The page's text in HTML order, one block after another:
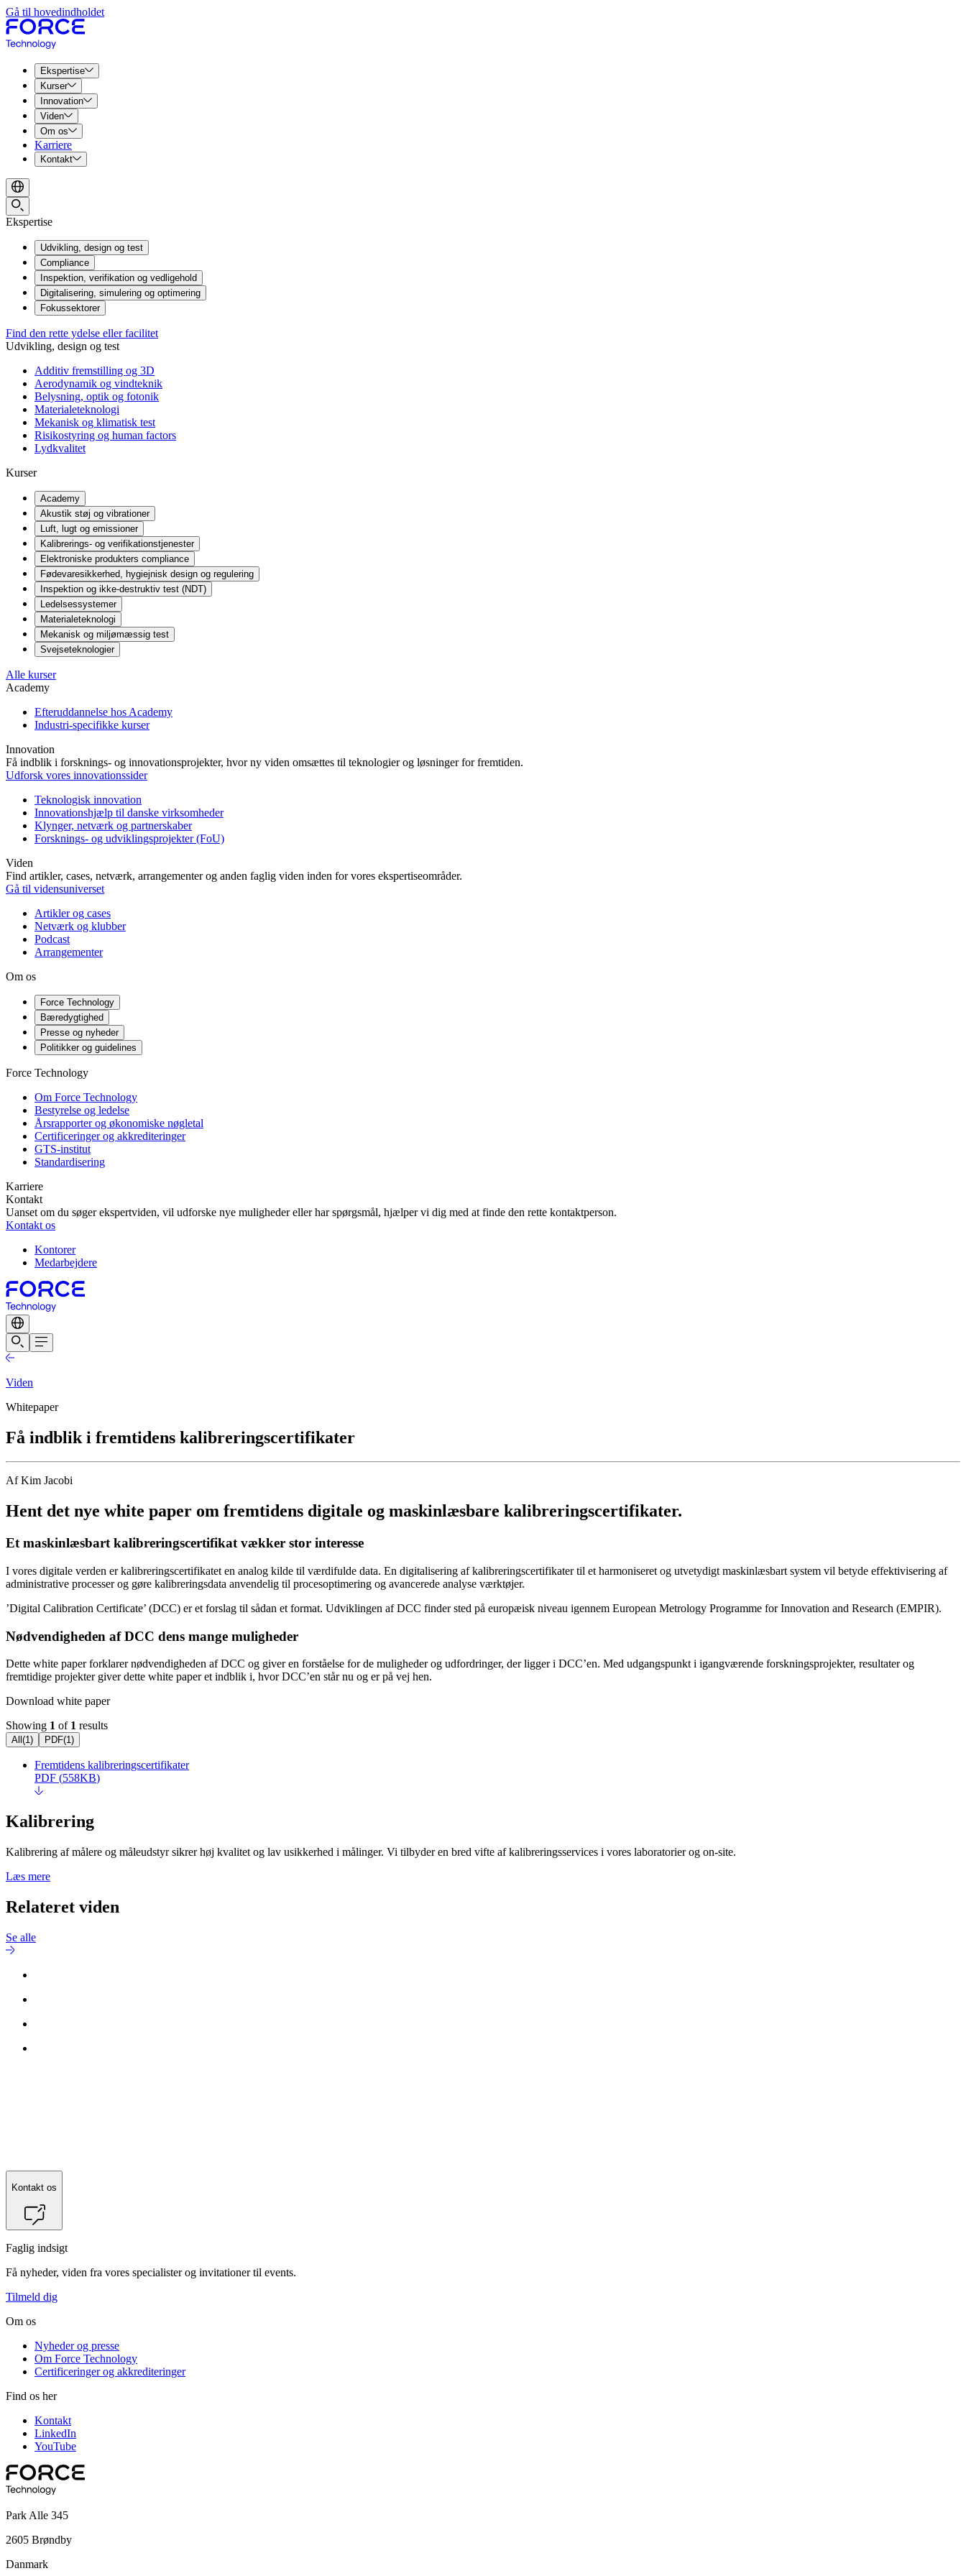
Gå til hovedindholdet
Ekspertise
Kurser
Innovation
Viden
Om os
Karriere
Kontakt
Ekspertise
Udvikling, design og test
Compliance
Inspektion, verifikation og vedligehold
Digitalisering, simulering og optimering
Fokussektorer
Find den rette ydelse eller facilitet
Udvikling, design og test
Additiv fremstilling og 3D
Aerodynamik og vindteknik
Belysning, optik og fotonik
Materialeteknologi
Mekanisk og klimatisk test
Risikostyring og human factors
Lydkvalitet
Kurser
Academy
Akustik støj og vibrationer
Luft, lugt og emissioner
Kalibrerings- og verifikationstjenester
Elektroniske produkters compliance
Fødevaresikkerhed, hygiejnisk design og regulering
Inspektion og ikke-destruktiv test (NDT)
Ledelsessystemer
Materialeteknologi
Mekanisk og miljømæssig test
Svejseteknologier
Alle kurser
Academy
Efteruddannelse hos Academy
Industri-specifikke kurser
Innovation
Få indblik i forsknings- og innovationsprojekter, hvor ny viden omsættes til teknologier og løsninger for fremtiden.
Udforsk vores innovationssider
Teknologisk innovation
Innovationshjælp til danske virksomheder
Klynger, netværk og partnerskaber
Forsknings- og udviklingsprojekter (FoU)
Viden
Find artikler, cases, netværk, arrangementer og anden faglig viden inden for vores ekspertiseområder.
Gå til vidensuniverset
Artikler og cases
Netværk og klubber
Podcast
Arrangementer
Om os
Force Technology
Bæredygtighed
Presse og nyheder
Politikker og guidelines
Force Technology
Om Force Technology
Bestyrelse og ledelse
Årsrapporter og økonomiske nøgletal
Certificeringer og akkrediteringer
GTS-institut
Standardisering
Karriere
Kontakt
Uanset om du søger ekspertviden, vil udforske nye muligheder eller har spørgsmål, hjælper vi dig med at finde den rette kontaktperson.
Kontakt os
Kontorer
Medarbejdere
Viden
Whitepaper
Få indblik i fremtidens kalibreringscertifikater
Af Kim Jacobi
Hent det nye white paper om fremtidens digitale og maskinlæsbare kalibreringscertifikater.
Et maskinlæsbart kalibreringscertifikat vækker stor interesse
I vores digitale verden er kalibreringscertifikatet en analog kilde til værdifulde data. En digitalisering af kalibreringscertifikater til et harmoniseret og utvetydigt maskinlæsbart system vil betyde effektivisering af
administrative processer og gøre kalibreringsdata anvendelig til procesoptimering og avancerede analyse værktøjer.
’Digital Calibration Certificate’ (DCC) er et forslag til sådan et format. Udviklingen af DCC finder sted på europæisk niveau igennem European Metrology Programme for Innovation and Research (EMPIR).
Nødvendigheden af DCC dens mange muligheder
Dette white paper forklarer nødvendigheden af DCC og giver en forståelse for de muligheder og udfordringer, der ligger i DCC’en. Med udgangspunkt i igangværende forskningsprojekter, resultater og
fremtidige projekter giver dette white paper et indblik i, hvor DCC’en står nu og er på vej hen.
Download white paper
Showing 1 of 1 results
All (1) PDF(1)
Fremtidens kalibreringscertifikater
PDF (558KB)
Kalibrering
Kalibrering af målere og måleudstyr sikrer høj kvalitet og lav usikkerhed i målinger. Vi tilbyder en bred vifte af kalibreringsservices i vores laboratorier og on-site.
Læs mere
Relateret viden
Se alle
Kontakt os
Faglig indsigt
Få nyheder, viden fra vores specialister og invitationer til events.
Tilmeld dig
Om os
Nyheder og presse
Om Force Technology
Certificeringer og akkrediteringer
Find os her
Kontakt
LinkedIn
YouTube
Park Alle 345
2605 Brøndby
Danmark